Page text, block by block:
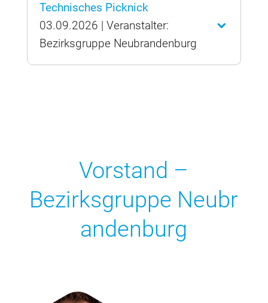
Technisches Picknick
03.09.2026 | Veranstalter:
Bezirksgruppe Neubrandenburg
Vorstand –
Bezirksgruppe Neubr
andenburg